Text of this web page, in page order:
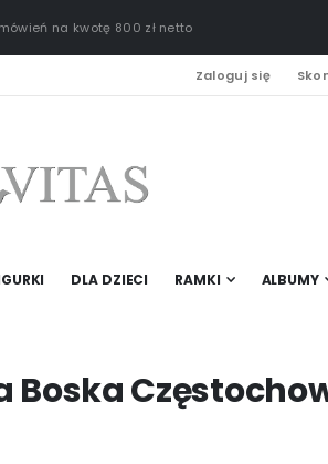
na kwotę 800 zł netto
Zaloguj się
DLA DZIECI RAMKI ALBUMY
Boska